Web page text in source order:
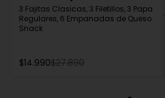
3 Fajitas Clasicas, 3 Filetillos, 3 Papa
Regulares, 6 Empanadas de Queso
Snack
$14.990$27.890